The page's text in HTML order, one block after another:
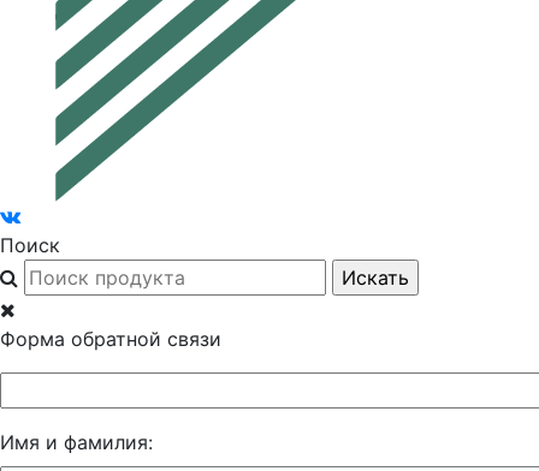
Поиск
Форма обратной связи
Имя и фамилия: